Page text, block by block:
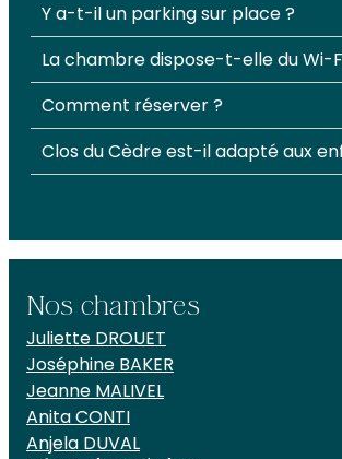
Y a-t-il un parking sur place ?
La chambre dispose-t-elle du Wi-
Comment réserver ?
Clos du Cèdre est-il adapté aux
Nos chambres
Juliette DROUET
Joséphine BAKER
Jeanne MALIVEL
Anita CONTI
Anjela DUVAL